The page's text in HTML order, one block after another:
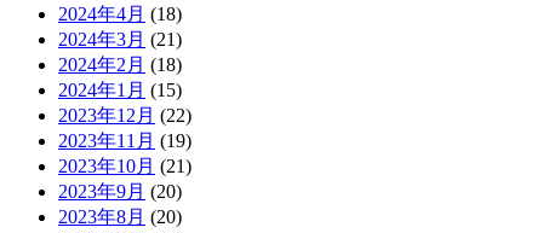
2024年4月 (18)
2024年3月 (21)
2024年2月 (18)
2024年1月 (15)
2023年12月 (22)
2023年11月 (19)
2023年10月 (21)
2023年9月 (20)
2023年8月 (20)